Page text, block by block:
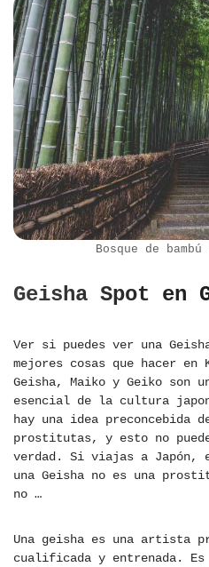
Bosque de
Geisha Spot en
Ver si puedes ver una
mejores cosas que hacer en
Geisha, Maiko y Geiko son
esencial de la cultura
hay una idea preconcebida
prostitutas, y esto no
verdad. Si viajas a Japón,
una Geisha no es una
no …
Una geisha es una artista
cualificada y entrenada.